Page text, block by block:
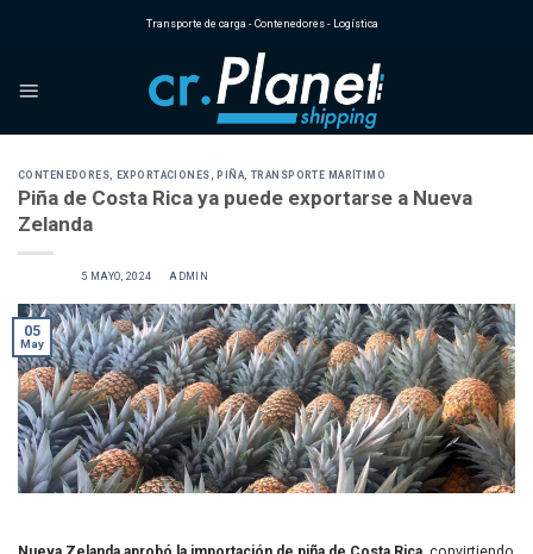
Transporte de carga - Contenedores - Logística
CONTENEDORES, EXPORTACIONES, PIÑA, TRANSPORTE MARÍTIMO
Piña de Costa Rica ya puede exportarse a Nueva
Zelanda
5 MAYO, 2024 BYADMIN
05
May